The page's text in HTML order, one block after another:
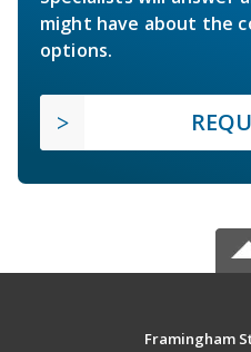
might have about the
options.
Framingham